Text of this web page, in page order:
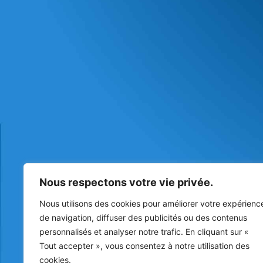
Nous respectons votre vie privée.
Nous utilisons des cookies pour améliorer votre
de navigation, diffuser des publicités ou des contenus
personnalisés et analyser notre trafic. En cliquant sur «
Tout accepter », vous consentez à notre utilisation des
cookies.